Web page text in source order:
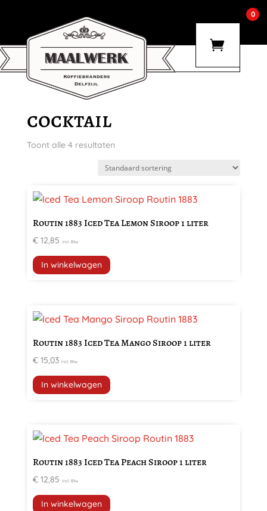
0
cocktail
Toont alle 4 resultaten
Routin 1883 Iced Tea Lemon Siroop 1 liter
€12,85 incl. Btw
In winkelwagen
Routin 1883 Iced Tea Mango Siroop 1 liter
€15,03 incl. Btw
In winkelwagen
Routin 1883 Iced Tea Peach Siroop 1 liter
€12,85 incl. Btw
In winkelwagen